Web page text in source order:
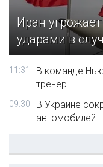
Иран
ударами в
11:31
В команде
тренер
09:30
В Украине
автомобилей